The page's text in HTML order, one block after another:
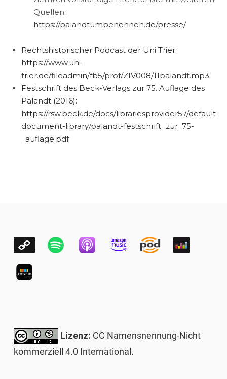
Quellen:
https://palandtumbenennen.de/presse/
Rechtshistorischer Podcast der Uni Trier:
https://www.uni-
trier.de/fileadmin/fb5/prof/ZIV008/11palandt.mp3
Festschrift des Beck-Verlags zur 75. Auflage des
Palandt (2016):
https://rsw.beck.de/docs/librariesprovider57/default-
document-library/palandt-festschrift_zur_75-
_auflage.pdf
Lizenz: CC Namensnennung-Nicht
kommerziell 4.0 International .